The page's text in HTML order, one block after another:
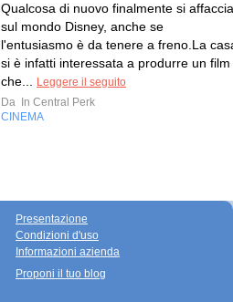
Qualcosa di nuovo finalmente si affaccia
sul mondo Disney, anche se
l'entusiasmo è da tenere a freno.La
si è infatti interessata a produrre un film
che... Leggere il seguito
Da
In Central Perk
CINEMA
Presentazione
Condizioni d'uso
Informazioni azienda
Proponi il tuo blog